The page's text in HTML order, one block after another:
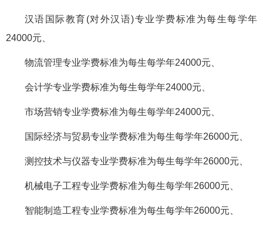
汉语国际教育(对外汉语)专业学费标准为每生每学年
24000元、
物流管理专业学费标准为每生每学年24000元、
会计学专业学费标准为每生每学年24000元、
市场营销专业学费标准为每生每学年24000元、
国际经济与贸易专业学费标准为每生每学年26000元、
测控技术与仪器专业学费标准为每生每学年26000元、
机械电子工程专业学费标准为每生每学年26000元、
智能制造工程专业学费标准为每生每学年26000元、